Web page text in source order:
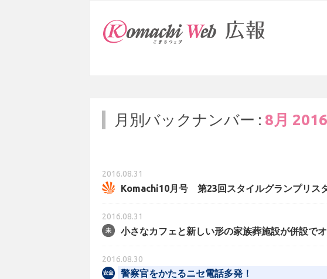
月別バックナンバー : 8月 2016
2016.08.31
Komachi10月号 第23回スタイルグランプリス
2016.08.31
小さなカフェと新しい形の家族葬施設が併設で
2016.08.30
警察官をかたるニセ電話多発！